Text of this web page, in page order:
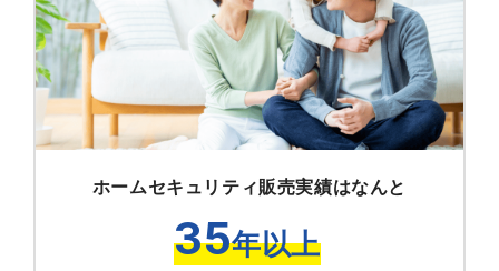
ホームセキュリティ販売実績はなんと
35年以上